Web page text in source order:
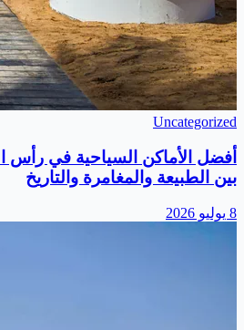
Uncategorized
أفضل الأماكن السياحية في رأس
بين الطبيعة والمغامرة والتاريخ
8 يوليو 2026